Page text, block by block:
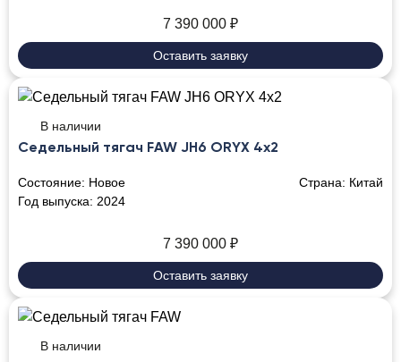
7 390 000 ₽
Оставить заявку
В наличии
Седельный тягач FAW JH6 ORYX 4x2
Состояние: Новое Страна: Китай
Год выпуска: 2024
7 390 000 ₽
Оставить заявку
В наличии